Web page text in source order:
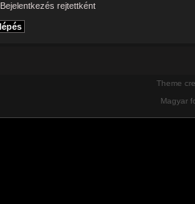
Bejelentkezés rejtettként
Theme
Magyar